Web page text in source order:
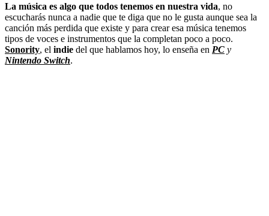
La música es algo que todos tenemos en nuestra vida, no
escucharás nunca a nadie que te diga que no le gusta aunque sea la
canción más perdida que existe y para crear esa música tenemos
tipos de voces e instrumentos que la completan poco a poco.
Sonority, el indie del que hablamos hoy, lo enseña en PC y
Nintendo Switch.